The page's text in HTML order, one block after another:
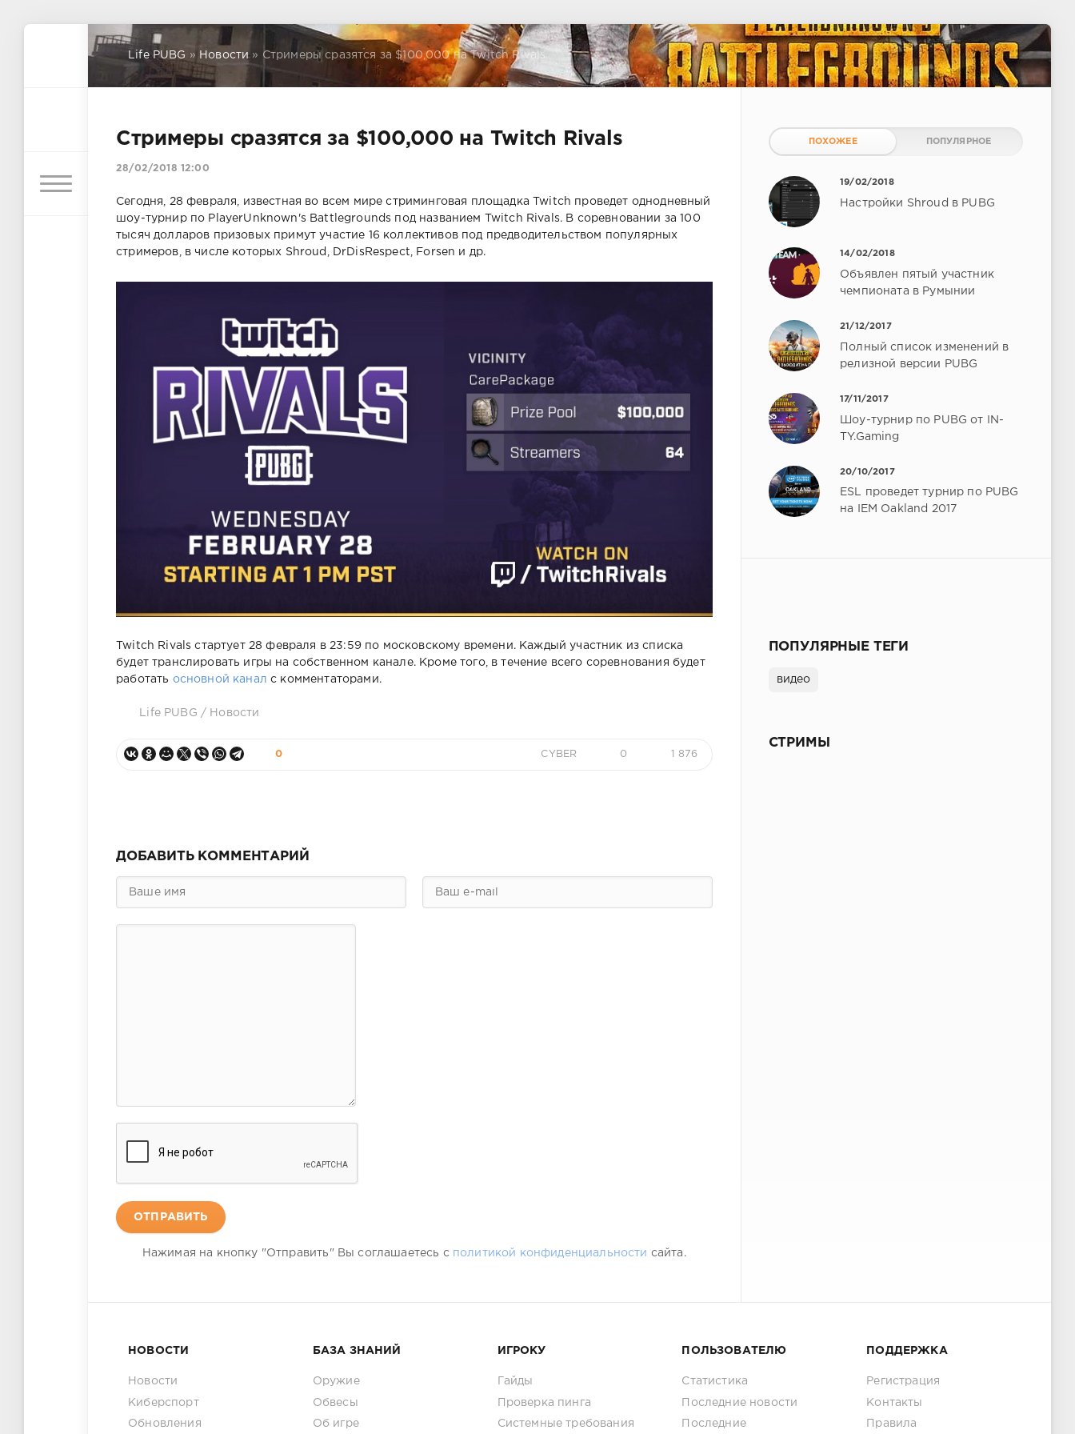
Life PUBG » Новости» Стримеры сразятся за $100,000 на Twitch Rivals
Стримеры сразятся за $100,000 на Twitch Rivals
28/02/2018 12:00
Сегодня, 28 февраля, известная во всем мире стриминговая площадка Twitch проведет однодневный
шоу-турнир по PlayerUnknown's Battlegrounds под названием Twitch Rivals. В соревновании за 100
тысяч долларов призовых примут участие 16 коллективов под предводительством популярных
стримеров, в числе которых Shroud, DrDisRespect, Forsen и др.
Twitch Rivals стартует 28 февраля в 23:59 по московскому времени. Каждый участник из списка
будет транслировать игры на собственном канале. Кроме того, в течение всего соревнования будет
работать основной канал с комментаторами.
Life PUBG / Новости
0 CYBER 0 1 876
ДОБАВИТЬ КОММЕНТАРИЙ
ОТПРАВИТЬ
Нажимая на кнопку "Отправить" Вы соглашаетесь с политикой конфиденциальности сайта.
ПОХОЖЕЕ ПОПУЛЯРНОЕ
19/02/2018
Настройки Shroud в PUBG
14/02/2018
Объявлен пятый участник
чемпионата в Румынии
21/12/2017
Полный список изменений в
релизной версии PUBG
17/11/2017
Шоу-турнир по PUBG от IN-
TY.Gaming
20/10/2017
ESL проведет турнир по PUBG
на IEM Oakland 2017
ПОПУЛЯРНЫЕ ТЕГИ
видео
СТРИМЫ
НОВОСТИ
Новости
Киберспорт
Обновления
БАЗА ЗНАНИЙ
Оружие
Обвесы
Об игре
ИГРОКУ
Гайды
Проверка пинга
Системные требования
ПОЛЬЗОВАТЕЛЮ
Статистика
Последние новости
Последние
ПОДДЕРЖКА
Регистрация
Контакты
Правила